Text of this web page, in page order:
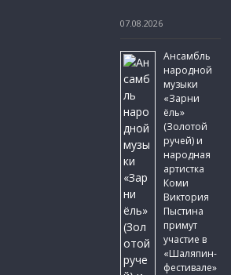
07.08.2026
Ансамбль
народной
музыки
«Зарни
ёль»
(Золотой
ручей) и
народная
артистка
Коми
Виктория
Пыстина
примут
участие в
«Шаляпин-
фестивале»